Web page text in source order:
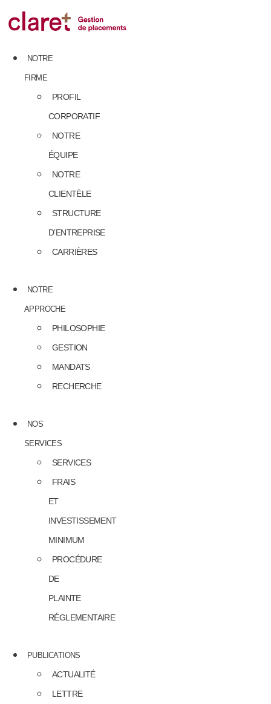
to
content
NOTRE
FIRME
PROFIL
CORPORATIF
NOTRE
ÉQUIPE
NOTRE
CLIENTÈLE
STRUCTURE
D’ENTREPRISE
CARRIÈRES
NOTRE
APPROCHE
PHILOSOPHIE
GESTION
MANDATS
RECHERCHE
NOS
SERVICES
SERVICES
FRAIS
ET
INVESTISSEMENT
MINIMUM
PROCÉDURE
DE
PLAINTE
RÉGLEMENTAIRE
PUBLICATIONS
ACTUALITÉ
LETTRE